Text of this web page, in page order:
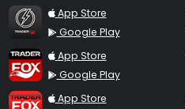
TraderFox Flash
App Store
Google Play
TraderFox App
App Store
Google Play
TraderFox Pro
App Store